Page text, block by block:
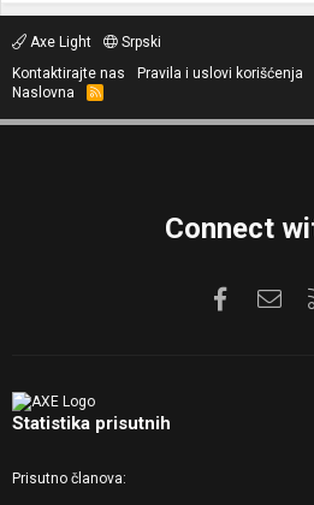
Axe Light
Srpski
Kontaktirajte nas
Pravila i uslovi korišćenja
Naslovna
R
S
Connect
Facebook
Statistika prisutnih
Prisutno članova